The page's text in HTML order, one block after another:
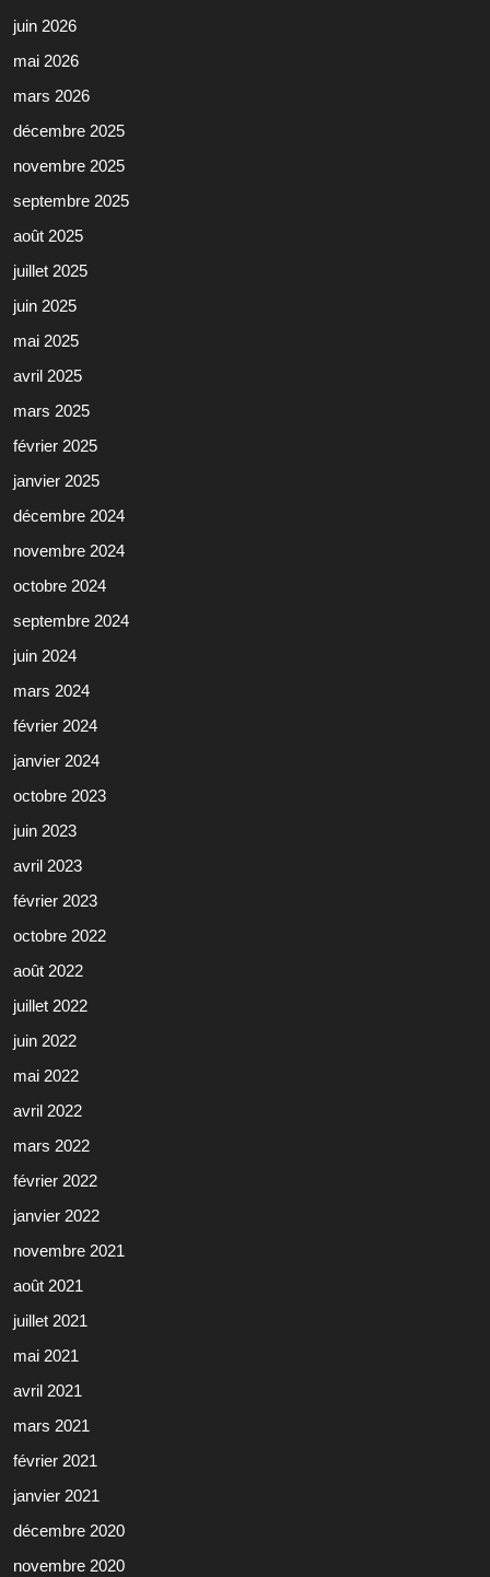
juin 2026
mai 2026
mars 2026
décembre 2025
novembre 2025
septembre 2025
août 2025
juillet 2025
juin 2025
mai 2025
avril 2025
mars 2025
février 2025
janvier 2025
décembre 2024
novembre 2024
octobre 2024
septembre 2024
juin 2024
mars 2024
février 2024
janvier 2024
octobre 2023
juin 2023
avril 2023
février 2023
octobre 2022
août 2022
juillet 2022
juin 2022
mai 2022
avril 2022
mars 2022
février 2022
janvier 2022
novembre 2021
août 2021
juillet 2021
mai 2021
avril 2021
mars 2021
février 2021
janvier 2021
décembre 2020
novembre 2020